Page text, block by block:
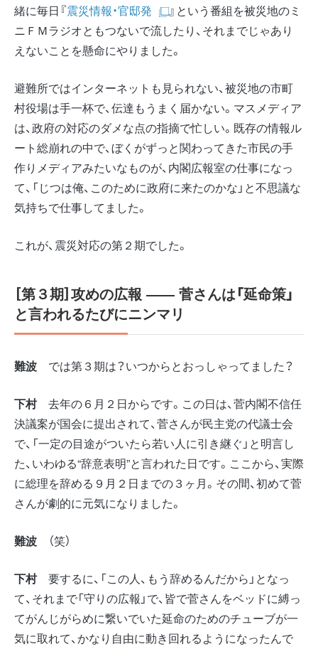
緒に毎日『震災情報・官邸発
』という番組を被災地のミ
ニＦＭラジオともつないで流したり、それまでじゃあり
えないことを懸命にやりました。
避難所ではインターネットも見られない、被災地の市町
村役場は手一杯で、伝達もうまく届かない。マスメディア
は、政府の対応のダメな点の指摘で忙しい。既存の情報ル
ート総崩れの中で、ぼくがずっと関わってきた市民の手
作りメディアみたいなものが、内閣広報室の仕事になっ
て、「じつは俺、このために政府に来たのかな」と不思議な
気持ちで仕事してました。
これが、震災対応の第２期でした。
［第３期］攻めの広報 ―― 菅さんは「延命策」
と言われるたびにニンマリ
難波 では第３期は？いつからとおっしゃってました？
下村去年の６月２日からです。この日は、菅内閣不信任
決議案が国会に提出されて、菅さんが民主党の代議士会
で、「一定の目途がついたら若い人に引き継ぐ」と明言し
た、いわゆる“辞意表明”と言われた日です。ここから、実際
に総理を辞める９月２日までの３ヶ月。その間、初めて菅
さんが劇的に元気になりました。
難波 （笑）
下村要するに、「この人、もう辞めるんだから」となっ
て、それまで「守りの広報」で、皆で菅さんをベッドに縛っ
てがんじがらめに繋いでいた延命のためのチューブが一
気に取れて、かなり自由に動き回れるようになったんで